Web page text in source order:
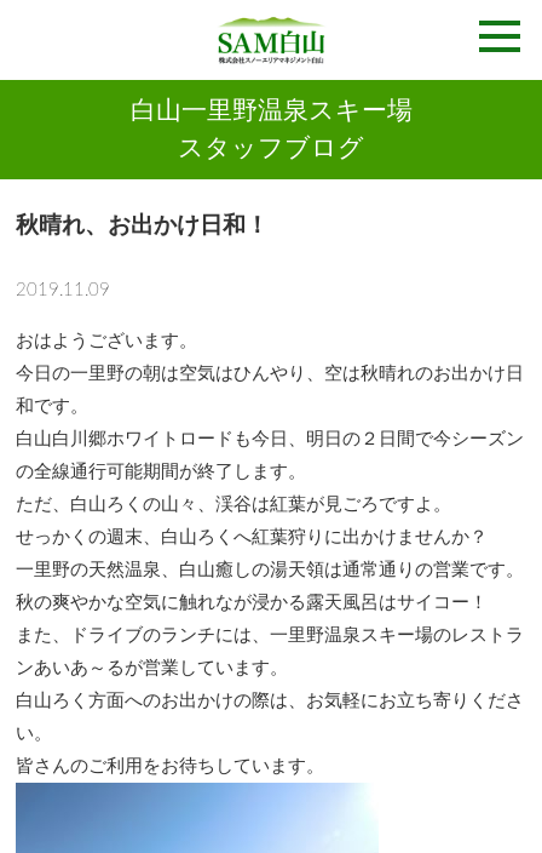
白山一里野温泉スキー場
スタッフブログ
秋晴れ、お出かけ日和！
2019.11.09
おはようございます。
今日の一里野の朝は空気はひんやり、空は秋晴れのお出かけ日
和です。
白山白川郷ホワイトロードも今日、明日の２日間で今シーズン
の全線通行可能期間が終了します。
ただ、白山ろくの山々、渓谷は紅葉が見ごろですよ。
せっかくの週末、白山ろくへ紅葉狩りに出かけませんか？
一里野の天然温泉、白山癒しの湯天領は通常通りの営業です。
秋の爽やかな空気に触れなが浸かる露天風呂はサイコー！
また、ドライブのランチには、一里野温泉スキー場のレストラ
ンあいあ～るが営業しています。
白山ろく方面へのお出かけの際は、お気軽にお立ち寄りくださ
い。
皆さんのご利用をお待ちしています。